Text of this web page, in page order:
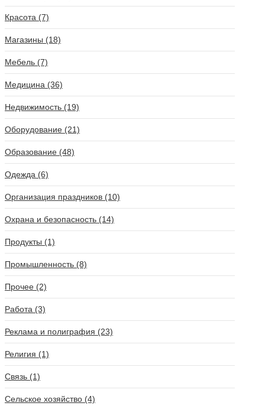
Красота (7)
Магазины (18)
Мебель (7)
Медицина (36)
Недвижимость (19)
Оборудование (21)
Образование (48)
Одежда (6)
Организация праздников (10)
Охрана и безопасность (14)
Продукты (1)
Промышленность (8)
Прочее (2)
Работа (3)
Реклама и полиграфия (23)
Религия (1)
Связь (1)
Сельское хозяйство (4)